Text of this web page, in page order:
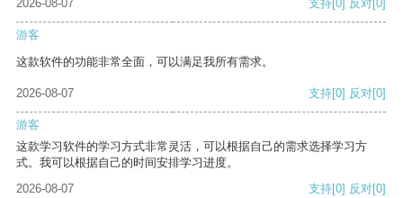
2026-08-07 支持[0] 反对[0]
游客
这款软件的功能非常全面，可以满足我所有需求。
2026-08-07 支持[0] 反对[0]
游客
这款学习软件的学习方式非常灵活，可以根据自己的需求选择学习方
式。我可以根据自己的时间安排学习进度。
2026-08-07
支持[0] 反对[0]